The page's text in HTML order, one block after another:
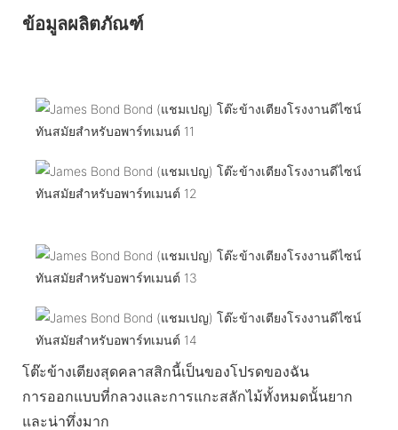
ข้อมูลผลิตภัณฑ์
โต๊ะข้างเตียงสุดคลาสสิกนี้เป็นของโปรดของฉัน
การออกแบบที่กลวงและการแกะสลักไม้ทั้งหมดนั้นยาก
และน่าทึ่งมาก